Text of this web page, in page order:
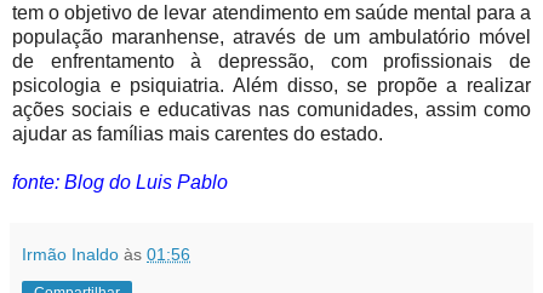
tem o objetivo de levar atendimento em saúde mental para a
população maranhense, através de um ambulatório móvel
de enfrentamento à depressão, com profissionais de
psicologia e psiquiatria. Além disso, se propõe a realizar
ações sociais e educativas nas comunidades, assim como
ajudar as famílias mais carentes do estado.
fonte: Blog do Luis Pablo
Irmão Inaldo às 01:56